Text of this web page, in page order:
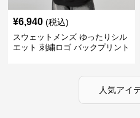
¥6,940 (税込)
スウェットメンズ ゆったりシル
エット 刺繍ロゴ バックプリント
人気アイ